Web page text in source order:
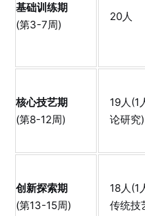
基础训练期
(第3-7周)
20人
核心技艺期
(第8-12周)
19人(1
论研究)
创新探索期
(第13-15周)
18人(1
传统技